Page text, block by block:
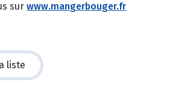
sur www.mangerbouger.fr
liste